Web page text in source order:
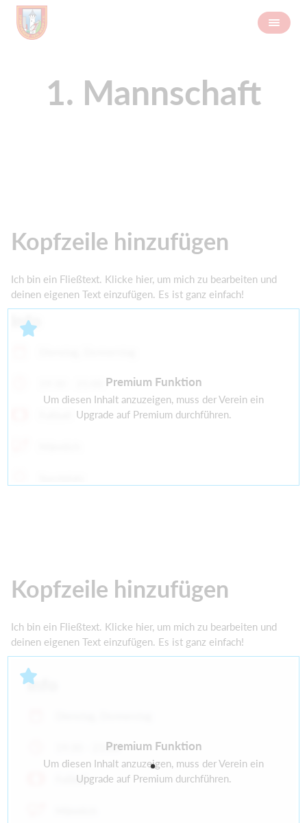
1. Mannschaft
Kopfzeile hinzufügen
Ich bin ein Fließtext. Klicke hier, um mich zu bearbeiten und
deinen eigenen Text einzufügen. Es ist ganz einfach!
Premium Funktion
Um diesen Inhalt anzuzeigen, muss der Verein ein
Upgrade auf Premium durchführen.
Info
Kopfzeile hinzufügen
Ich bin ein Fließtext. Klicke hier, um mich zu bearbeiten und
deinen eigenen Text einzufügen. Es ist ganz einfach!
Premium Funktion
Um diesen Inhalt anzuzeigen, muss der Verein ein
Upgrade auf Premium durchführen.
Info
19:30 - 21:00
Fußball